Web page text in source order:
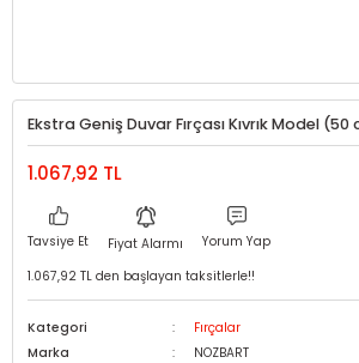
Ekstra Geniş Duvar Fırçası Kıvrık Model (50
1.067,92 TL
Tavsiye Et Fiyat Alarmı
Yorum Yap
1.067,92 TL den başlayan taksitlerle!!
Kategori
Fırçalar
Marka
NOZBART